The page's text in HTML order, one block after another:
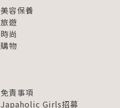
美容保養
旅遊
時尚
購物
免責事項
Japaholic Girls招募